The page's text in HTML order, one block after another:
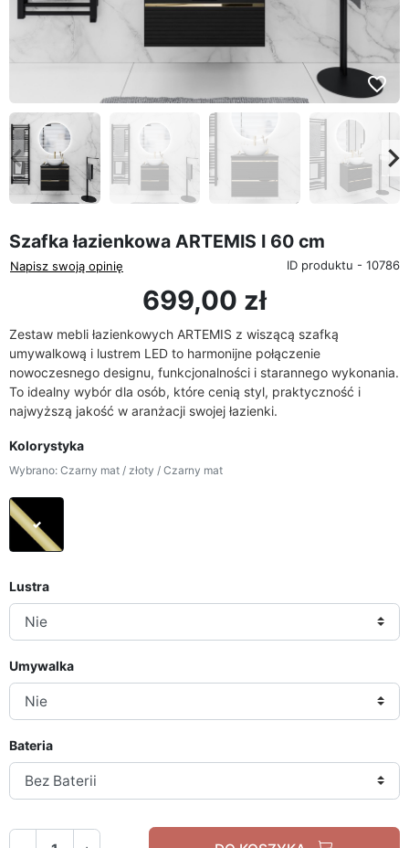
favorite_border
Poprzedni
Szafka łazienkowa ARTEMIS I 60 cm
Napisz swoją opinię ID produktu - 10786
699,00 zł
Zestaw mebli łazienkowych ARTEMIS z wiszącą szafką
umywalkową i lustrem LED to harmonijne połączenie
nowoczesnego designu, funkcjonalności i starannego wykonania.
To idealny wybór dla osób, które cenią styl, praktyczność i
najwyższą jakość w aranżacji swojej łazienki.
Kolorystyka
Wybrano: Czarny mat / złoty / Czarny mat
Czarny mat / złoty / Czarny mat
Lustra
Umywalka
Bateria